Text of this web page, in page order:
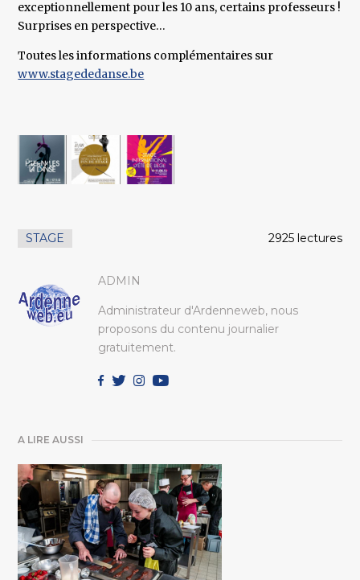
exceptionnellement pour les 10 ans, certains professeurs !
Surprises en perspective…
Toutes les informations complémentaires sur
www.stagededanse.be
STAGE 2925 lectures
ADMIN
Administrateur d'Ardenneweb, nous
proposons du contenu journalier
gratuitement.
A LIRE AUSSI